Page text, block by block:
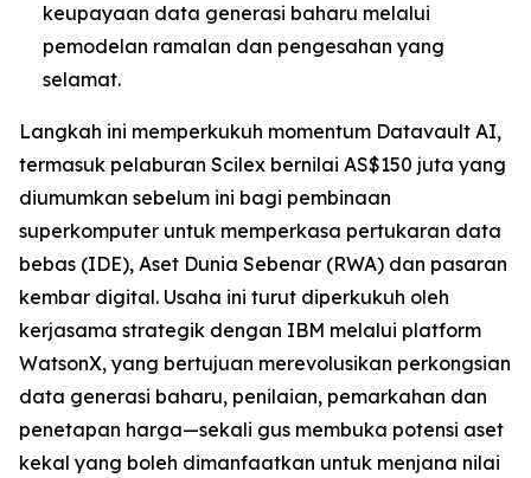
keupayaan data generasi baharu melalui
pemodelan ramalan dan pengesahan yang
selamat.
Langkah ini memperkukuh momentum Datavault AI,
termasuk pelaburan Scilex bernilai AS$150 juta yang
diumumkan sebelum ini bagi pembinaan
superkomputer untuk memperkasa pertukaran data
bebas (IDE), Aset Dunia Sebenar (RWA) dan pasaran
kembar digital. Usaha ini turut diperkukuh oleh
kerjasama strategik dengan IBM melalui platform
WatsonX, yang bertujuan merevolusikan perkongsian
data generasi baharu, penilaian, pemarkahan dan
penetapan harga—sekali gus membuka potensi aset
kekal yang boleh dimanfaatkan untuk menjana nilai